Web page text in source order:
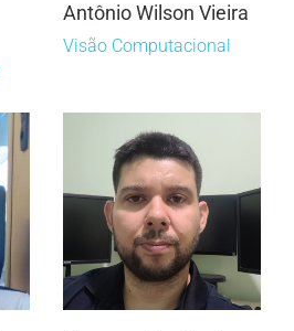
Antônio Wilson Vieira
Visão Computacional